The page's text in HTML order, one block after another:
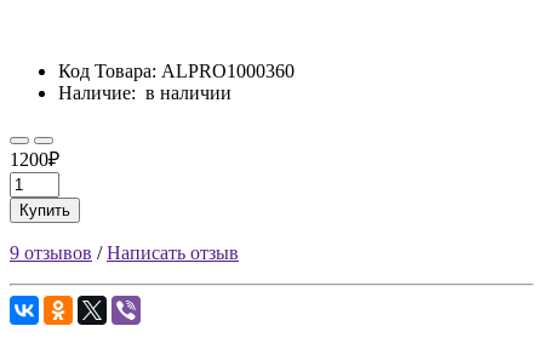
Код Товара: ALPRO1000360
Наличие: в наличии
1200₽
Купить
9 отзывов /Написать отзыв